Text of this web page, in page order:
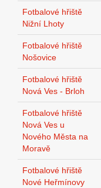
Fotbalové hřiště
Nižní Lhoty
Fotbalové hřiště
Nošovice
Fotbalové hřiště
Nová Ves - Brloh
Fotbalové hřiště
Nová Ves u
Nového Města na
Moravě
Fotbalové hřiště
Nové Heřmínovy